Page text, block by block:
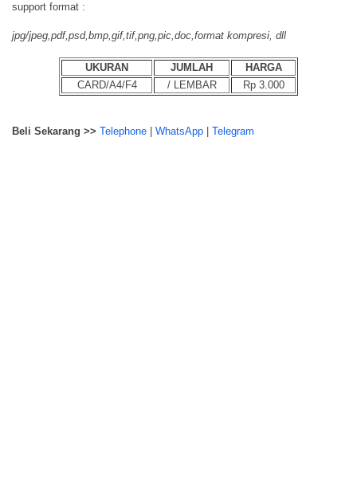
support format :
jpg/jpeg,pdf,psd,bmp,gif,tif,png,pic,doc,format kompresi, dll
UKURAN JUMLAH
HARGA
CARD/A4/F4
/ LEMBAR Rp 3.000
Beli Sekarang >> Telephone WhatsApp Telegram